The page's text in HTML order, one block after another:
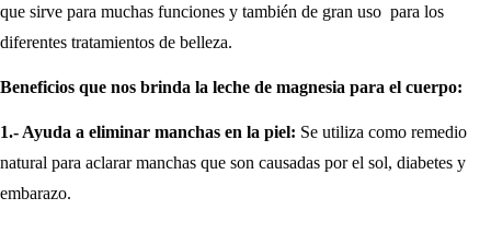
que sirve para muchas funciones y también de gran uso para los
diferentes tratamientos de belleza.
Beneficios que nos brinda la leche de magnesia para el cuerpo:
1.- Ayuda a eliminar manchas en la piel: Se utiliza como remedio
natural para aclarar manchas que son causadas por el sol, diabetes y
embarazo.